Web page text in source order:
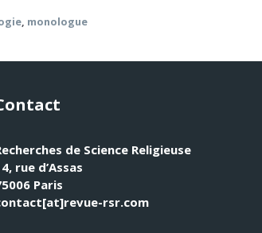
, monologue
de Science Religieuse
rue d’Assas
Paris
rsr.com